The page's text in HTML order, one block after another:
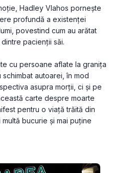
Hadley Vlahos pornește
profundă a existenței
povestind cum au arătat
pacienții săi.
cu persoane aflate la granița
autoarei, în mod
asupra morții, ci și pe
carte despre moarte
pentru o viață trăită din
bucurie și mai puține